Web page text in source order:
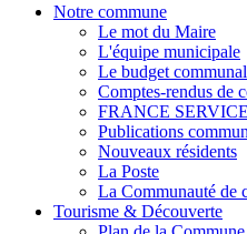
Notre commune
Le mot du Maire
L'équipe municipale
Le budget communal
Comptes-rendus de
FRANCE
Publications
Nouveaux résidents
La Poste
La Communauté de
Tourisme & Découverte